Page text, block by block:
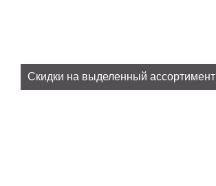
Скидки на выделенный ассортимент